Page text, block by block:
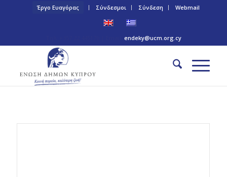
Έργο Ευαγόρας Σύνδεσμοι Σύνδεση Webmail
endeky@ucm.org.cy